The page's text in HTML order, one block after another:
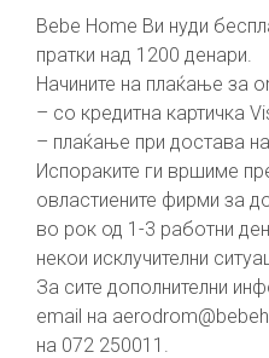
Bebe Home Ви нуди
пратки над 1200 денари.
Начините на плаќање за
– со кредитна картичка
– плаќање при достава
Испораките ги вршиме
овластиените фирми за
во рок од 1-3 работни
некои исклучителни
За сите дополнителни
email на
на 072 250011.